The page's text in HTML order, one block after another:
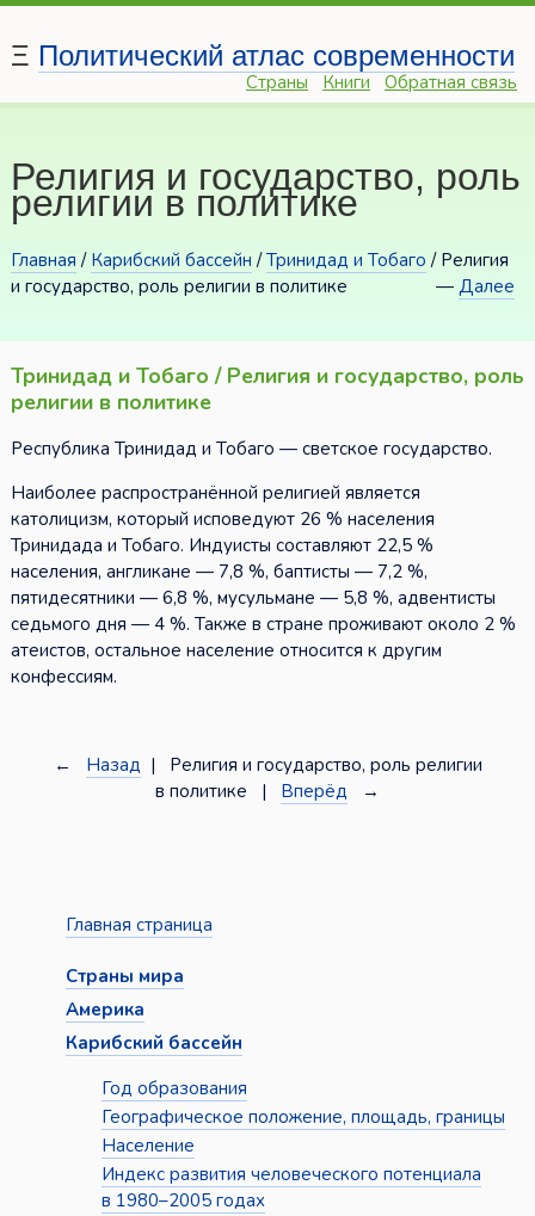
Ξ Политический атлас современности
Страны Книги Обратная связь
Религия и государство, роль
религии в политике
Главная / Карибский бассейн /Тринидад и Тобаго / Религия
и государство, роль религии в политике
—Далее
Тринидад и Тобаго / Религия и государство, роль
религии в политике
Республика Тринидад и Тобаго — светское государство.
Наиболее распространённой религией является
католицизм, который исповедуют 26 % населения
Тринидада и Тобаго. Индуисты составляют 22,5 %
населения, англикане — 7,8 %, баптисты — 7,2 %,
пятидесятники — 6,8 %, мусульмане — 5,8 %, адвентисты
седьмого дня — 4 %. Также в стране проживают около 2 %
атеистов, остальное население относится к другим
конфессиям.
← Назад | Религия и государство, роль религии
в политике | Вперёд →
Главная страница
Страны мира
Америка
Карибский бассейн
Год образования
Географическое положение, площадь, границы
Население
Индекс развития человеческого потенциала
в 1980–2005 годах